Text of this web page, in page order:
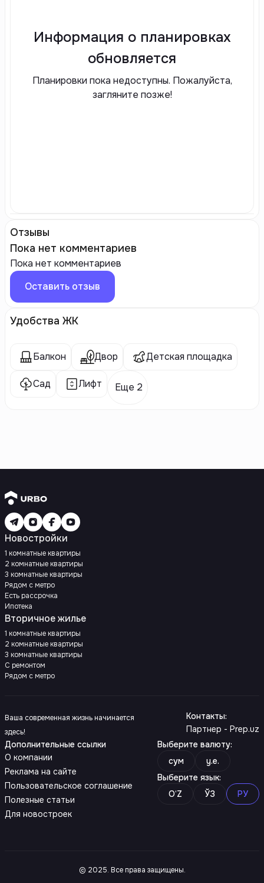
Информация о планировках
обновляется
Планировки пока недоступны. Пожалуйста,
загляните позже!
Отзывы
Пока нет комментариев
Пока нет комментариев
Оставить отзыв
Удобства ЖК
Балкон Двор Детская площадка
Сад Лифт Еще 2
Новостройки
1 комнатные квартиры
2 комнатные квартиры
3 комнатные квартиры
Рядом с метро
Есть рассрочка
Ипотека
Вторичное жилье
1 комнатные квартиры
2 комнатные квартиры
3 комнатные квартиры
С ремонтом
Рядом с метро
Ваша современная жизнь начинается
здесь!
Контакты:
Партнер - Prep.uz
Дополнительные ссылки
О компании
Реклама на сайте
Пользовательское соглашение
Полезные статьи
Для новостроек
Выберите валюту:
сум
y.e.
Выберите язык:
O‘Z
ЎЗ РУ
© 2025. Все права защищены.